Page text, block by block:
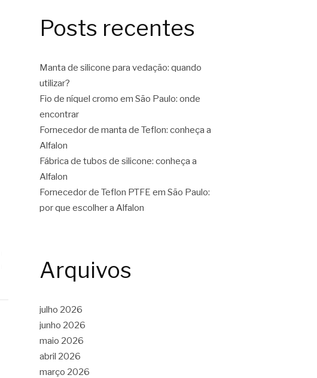
Posts recentes
Manta de silicone para vedação: quando
utilizar?
Fio de níquel cromo em São Paulo: onde
encontrar
Fornecedor de manta de Teflon: conheça a
Alfalon
Fábrica de tubos de silicone: conheça a
Alfalon
Fornecedor de Teflon PTFE em São Paulo:
por que escolher a Alfalon
Arquivos
julho 2026
junho 2026
maio 2026
abril 2026
março 2026